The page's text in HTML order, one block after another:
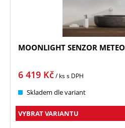
MOONLIGHT SENZOR METEO
6 419 Kč/ kss DPH
Skladem dle variant
VYBRAT VARIANTU